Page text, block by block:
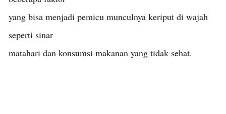
yang bisa menjadi pemicu munculnya keriput di wajah
seperti sinar
matahari dan konsumsi makanan yang tidak sehat.